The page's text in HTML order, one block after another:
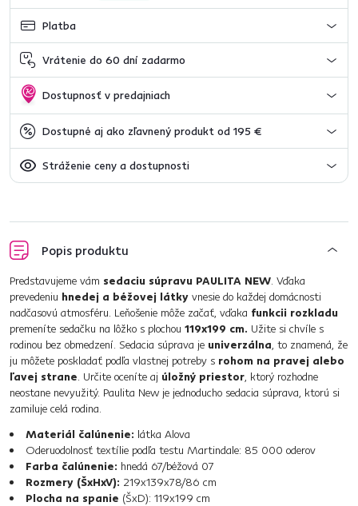
Platba
Vrátenie do 60 dní zadarmo
Dostupnosť v predajniach
Dostupné aj ako zľavnený produkt od 195 €
Stráženie ceny a dostupnosti
Popis produktu
Predstavujeme vám sedaciu súpravu PAULITA NEW. Vďaka
prevedeniu hnedej a béžovej látky vnesie do každej domácnosti
nadčasovú atmosféru. Leňošenie môže začať, vďaka funkcii rozkladu
premeníte sedačku na lôžko s plochou 119x199 cm. Užite si chvíle s
rodinou bez obmedzení. Sedacia súprava je univerzálna, to znamená, že
ju môžete poskladať podľa vlastnej potreby s rohom na pravej alebo
ľavej strane. Určite oceníte aj úložný priestor, ktorý rozhodne
neostane nevyužitý. Paulita New je jednoducho sedacia súprava, ktorú si
zamiluje celá rodina.
Materiál čalúnenie: látka Alova
Oderuodolnosť textílie podľa testu Martindale: 85 000 oderov
Farba čalúnenie: hnedá 67/béžová 07
Rozmery (ŠxHxV): 219x139x78/86 cm
Plocha na spanie (ŠxD): 119x199 cm